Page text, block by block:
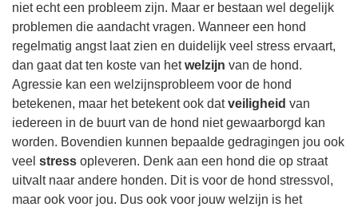
niet echt een probleem zijn. Maar er bestaan wel degelijk
problemen die aandacht vragen. Wanneer een hond
regelmatig angst laat zien en duidelijk veel stress ervaart,
dan gaat dat ten koste van hetwelzijn van de hond.
Agressie kan een welzijnsprobleem voor de hond
betekenen, maar het betekent ook datveiligheid van
iedereen in de buurt van de hond niet gewaarborgd kan
worden. Bovendien kunnen bepaalde gedragingen jou ook
veel stress opleveren. Denk aan een hond die op straat
uitvalt naar andere honden. Dit is voor de hond stressvol,
maar ook voor jou. Dus ook voor jouw welzijn is het